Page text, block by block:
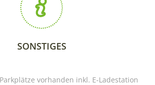
SONSTIGES
vorhanden inkl. E-Ladestation